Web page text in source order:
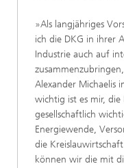
»Als langjähriges
ich die DKG in ihrer
Industrie auch auf
Alexander Michaelis
wichtig ist es mir,
gesellschaftlich
Energiewende,
die
können wir die mit